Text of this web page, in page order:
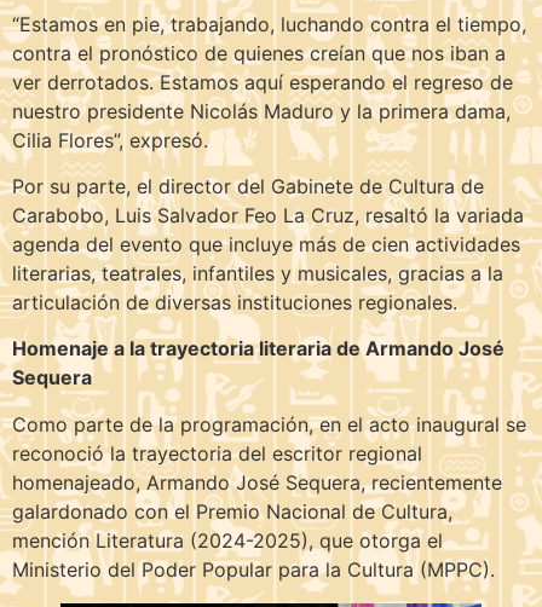
“Estamos en pie, trabajando, luchando contra el tiempo,
contra el pronóstico de quienes creían que nos iban a
ver derrotados. Estamos aquí esperando el regreso de
nuestro presidente Nicolás Maduro y la primera dama,
Cilia Flores”, expresó.
Por su parte, el director del Gabinete de Cultura de
Carabobo, Luis Salvador Feo La Cruz, resaltó la variada
agenda del evento que incluye más de cien actividades
literarias, teatrales, infantiles y musicales, gracias a la
articulación de diversas instituciones regionales.
Homenaje a la trayectoria literaria de Armando José
Sequera
Como parte de la programación, en el acto inaugural se
reconoció la trayectoria del escritor regional
homenajeado, Armando José Sequera, recientemente
galardonado con el Premio Nacional de Cultura,
mención Literatura (2024-2025), que otorga el
Ministerio del Poder Popular para la Cultura (MPPC).